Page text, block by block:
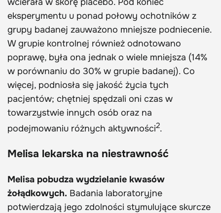
eksperymentu u ponad połowy ochotników z
grupy badanej zauważono mniejsze podniecenie.
W grupie kontrolnej również odnotowano
poprawę, była ona jednak o wiele mniejsza (14%
w porównaniu do 30% w grupie badanej). Co
więcej, podniosła się jakość życia tych
pacjentów; chętniej spędzali oni czas w
towarzystwie innych osób oraz na
podejmowaniu różnych aktywności2.
Melisa lekarska na niestrawność
Melisa pobudza wydzielanie kwasów
żołądkowych. Badania laboratoryjne
potwierdzają jego zdolności stymulujące skurcze